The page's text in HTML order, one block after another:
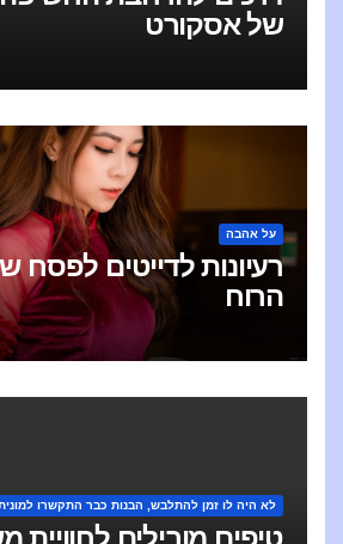
של אסקורט
על אהבה
רעיונות לדייטים לפסח
הרוח
לא היה לו זמן להתלבש, הבנות כבר התקשרו
טיפים מובילים